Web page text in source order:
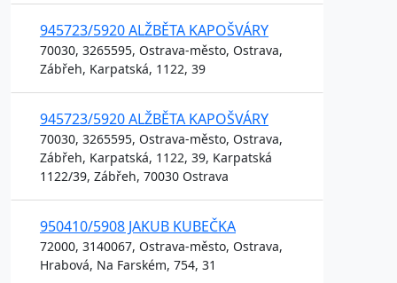
945723/5920 ALŽBĚTA KAPOŠVÁRY
70030, 3265595, Ostrava-město, Ostrava,
Zábřeh, Karpatská, 1122, 39
945723/5920 ALŽBĚTA KAPOŠVÁRY
70030, 3265595, Ostrava-město, Ostrava,
Zábřeh, Karpatská, 1122, 39, Karpatská
1122/39, Zábřeh, 70030 Ostrava
950410/5908 JAKUB KUBEČKA
72000, 3140067, Ostrava-město, Ostrava,
Hrabová, Na Farském, 754, 31